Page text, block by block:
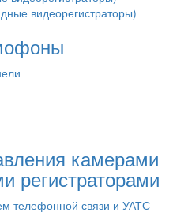
видеорегистраторы)
камерами
регистраторами
телефонной связи и УАТС